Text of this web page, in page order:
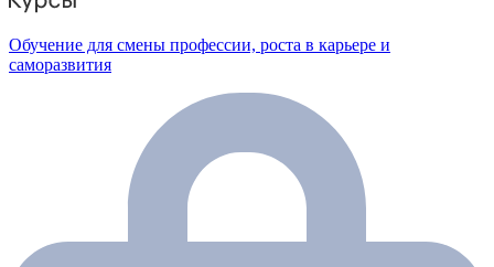
Обучение для смены профессии, роста в карьере и
саморазвития